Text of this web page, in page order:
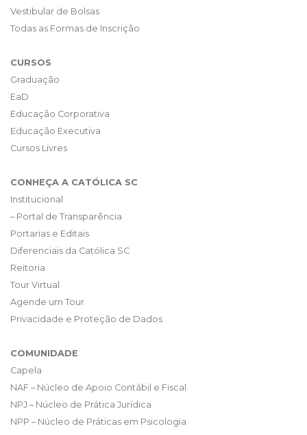
Vestibular de Bolsas
Todas as Formas de Inscrição
CURSOS
Graduação
EaD
Educação Corporativa
Educação Executiva
Cursos Livres
CONHEÇA A CATÓLICA SC
Institucional
– Portal de Transparência
Portarias e Editais
Diferenciais da Católica SC
Reitoria
Tour Virtual
Agende um Tour
Privacidade e Proteção de Dados
COMUNIDADE
Capela
NAF – Núcleo de Apoio Contábil e Fiscal
NPJ – Núcleo de Prática Jurídica
NPP – Núcleo de Práticas em Psicologia